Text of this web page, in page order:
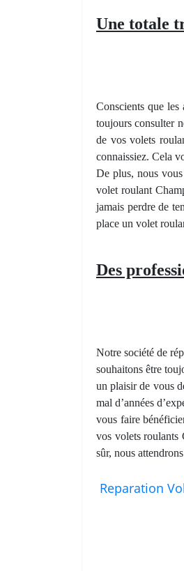
Une totale
Conscients que les
toujours consulter
de vos volets
connaissiez. Cela
De plus, nous
volet roulant
jamais perdre de
place un volet
Des
Notre société de
souhaitons être
un plaisir de vous
mal d’années
vous faire
vos volets roulants
sûr, nous
Reparation